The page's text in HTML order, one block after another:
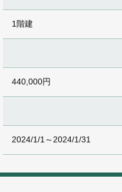
1階建
440,000円
2024/1/1～2024/1/31